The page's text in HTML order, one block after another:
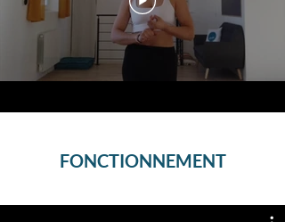
FONCTIONNEMENT